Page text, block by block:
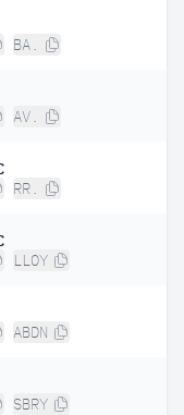
BA.
AV.
RR.
LLOY
ABDN
SBRY